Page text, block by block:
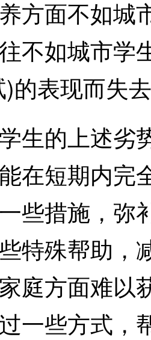
方面不如城
不如城市学
的表现而失
的上述劣
在短期内完
些措施，弥
特殊帮助，
庭方面难以
一些方式，